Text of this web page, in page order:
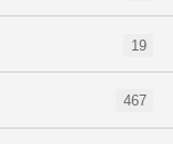
19
467